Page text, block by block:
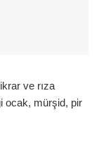
ve rıza
ocak, mürşid, pir